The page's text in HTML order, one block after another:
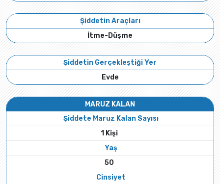
Şiddetin Araçları
İtme-Düşme
Şiddetin Gerçekleştiği Yer
Evde
MARUZ KALAN
Şiddete Maruz Kalan Sayısı
1 Kişi
Yaş
50
Cinsiyet